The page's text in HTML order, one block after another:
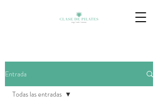
Entrada
Todas las entradas